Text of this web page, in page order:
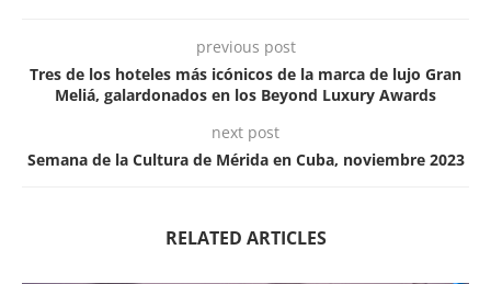
previous post
Tres de los hoteles más icónicos de la marca de lujo Gran
Meliá, galardonados en los Beyond Luxury Awards
next post
Semana de la Cultura de Mérida en Cuba, noviembre 2023
RELATED ARTICLES